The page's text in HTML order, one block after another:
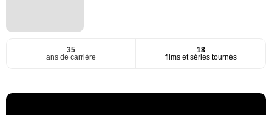
35
ans de carrière
18
films et séries tournés